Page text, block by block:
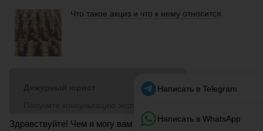
Что такое акциз и что к нему относится